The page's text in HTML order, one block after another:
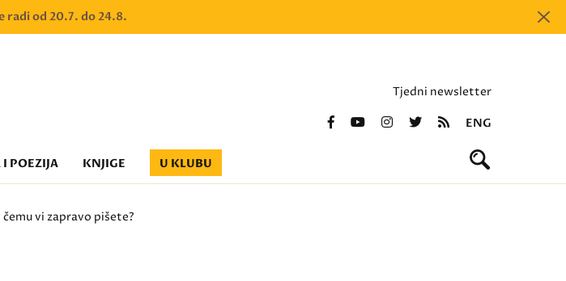
radi od 20.7. do 24.8.
Tjedni newsletter
ENG
I POEZIJA KNJIGE U KLUBU
vi zapravo pišete?